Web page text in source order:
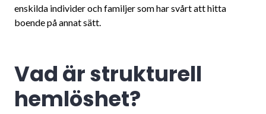
enskilda individer och familjer som har svårt att hitta
boende på annat sätt.
Vad är strukturell
hemlöshet?